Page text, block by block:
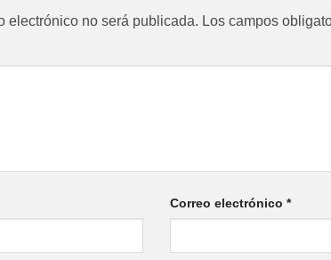
electrónico no será publicada. Los campos
Correo electrónico*